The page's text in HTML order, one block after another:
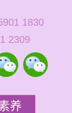
1830
2309
养